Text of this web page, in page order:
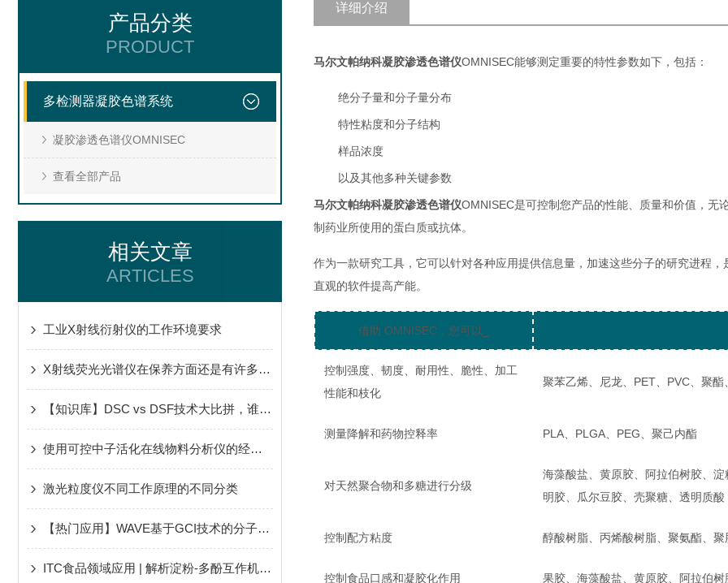
产品分类
PRODUCT
多检测器凝胶色谱系统
凝胶渗透色谱仪OMNISEC
查看全部产品
相关文章
ARTICLES
工业X射线衍射仪的工作环境要求
X射线荧光光谱仪在保养方面还是有许多技巧的
【知识库】DSC vs DSF技术大比拼，谁更好
使用可控中子活化在线物料分析仪的经济效益
激光粒度仪不同工作原理的不同分类
【热门应用】WAVE基于GCI技术的分子相互作用动力学分析在药物开发中的应用
ITC食品领域应用 | 解析淀粉-多酚互作机制 从基础研究到功能食品开发
详细介绍
马尔文帕纳科凝胶渗透色谱仪OMNISEC能够测定重要的特性参数如下，包括：
绝分子量和分子量分布
特性粘度和分子结构
样品浓度
以及其他多种关键参数
马尔文帕纳科凝胶渗透色谱仪OMNISEC是可控制您产品的性能、质量和价值，无
制药业所使用的蛋白质或抗体。
作为一款研究工具，它可以针对各种应用提供信息量，加速这些分子的研究进程
直观的软件提高产能。
借助 OMNISEC，您可以_
控制强度、韧度、耐用性、脆性、加工
性能和枝化
聚苯乙烯、尼龙、PET、PVC、聚
测量降解和药物控释率 PLA、PLGA、PEG、聚己内酯
对天然聚合物和多糖进行分级
海藻酸盐、黄原胶、阿拉伯树胶、
明胶、瓜尔豆胶、壳聚糖、透明质酸
控制配方粘度 醇酸树脂、丙烯酸树脂、聚氨酯、
控制食品口感和凝胶化作用 果胶、海藻酸盐、黄原胶、阿拉伯